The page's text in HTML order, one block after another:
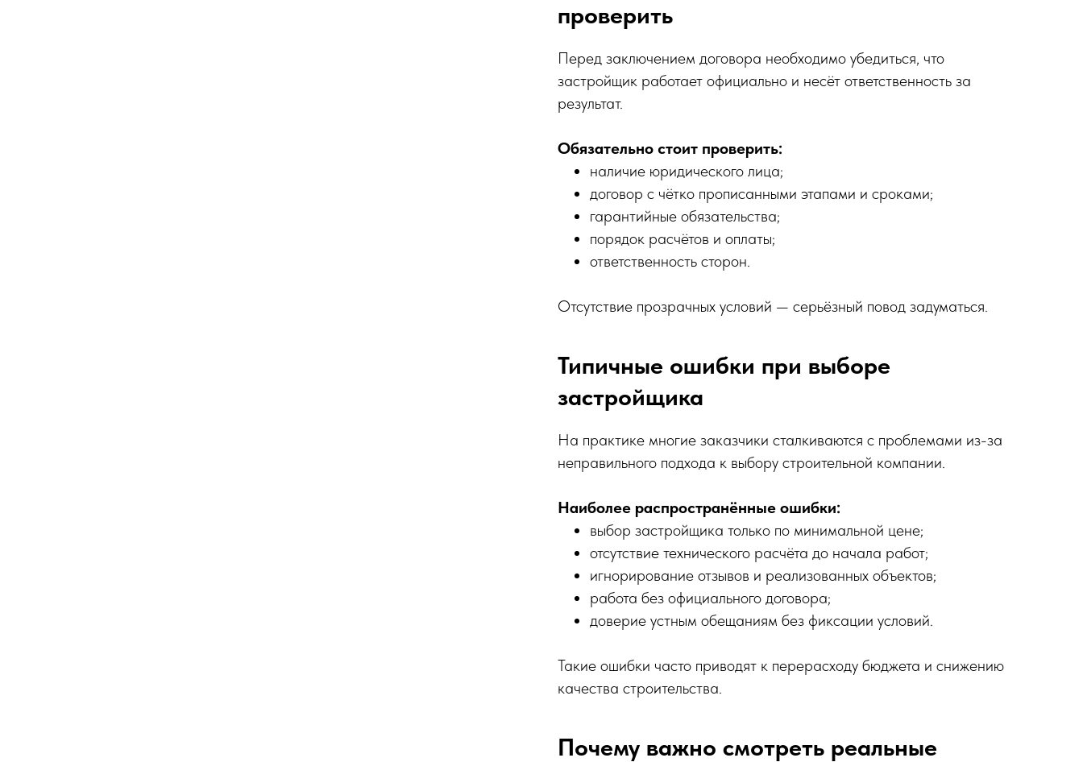
проверить
Перед заключением договора необходимо убедиться, что
застройщик работает официально и несёт ответственность за
результат.
Обязательно стоит проверить:
наличие юридического лица;
договор с чётко прописанными этапами и сроками;
гарантийные обязательства;
порядок расчётов и оплаты;
ответственность сторон.
Отсутствие прозрачных условий — серьёзный повод задуматься.
Типичные ошибки при выборе
застройщика
На практике многие заказчики сталкиваются с проблемами из-за
неправильного подхода к выбору строительной компании.
Наиболее распространённые ошибки:
выбор застройщика только по минимальной цене;
отсутствие технического расчёта до начала работ;
игнорирование отзывов и реализованных объектов;
работа без официального договора;
доверие устным обещаниям без фиксации условий.
Такие ошибки часто приводят к перерасходу бюджета и снижению
качества строительства.
Почему важно смотреть реальные